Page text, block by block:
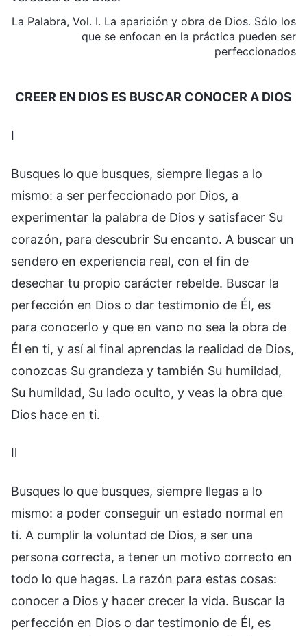
La Palabra, Vol. I. La aparición y obra de Dios. Sólo los
que se enfocan en la práctica pueden ser
perfeccionados
CREER EN DIOS ES BUSCAR CONOCER A DIOS
Ⅰ
Busques lo que busques, siempre llegas a lo
mismo: a ser perfeccionado por Dios, a
experimentar la palabra de Dios y satisfacer Su
corazón, para descubrir Su encanto. A buscar un
sendero en experiencia real, con el fin de
desechar tu propio carácter rebelde. Buscar la
perfección en Dios o dar testimonio de Él, es
para conocerlo y que en vano no sea la obra de
Él en ti, y así al final aprendas la realidad de Dios,
conozcas Su grandeza y también Su humildad,
Su humildad, Su lado oculto, y veas la obra que
Dios hace en ti.
Ⅱ
Busques lo que busques, siempre llegas a lo
mismo: a poder conseguir un estado normal en
ti. A cumplir la voluntad de Dios, a ser una
persona correcta, a tener un motivo correcto en
todo lo que hagas. La razón para estas cosas:
conocer a Dios y hacer crecer la vida. Buscar la
perfección en Dios o dar testimonio de Él, es